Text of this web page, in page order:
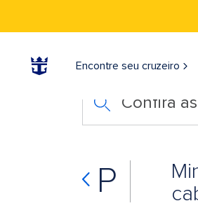
Encontre seu cruzeiro
Confira
P